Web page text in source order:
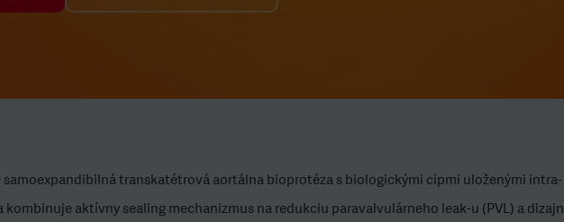
samoexpandibilná transkatétrová aortálna bioprotéza s biologickými cípmi uloženými intra-
aktívny sealing mechanizmus na redukciu paravalvulárneho leak-u (PVL) a dizajn